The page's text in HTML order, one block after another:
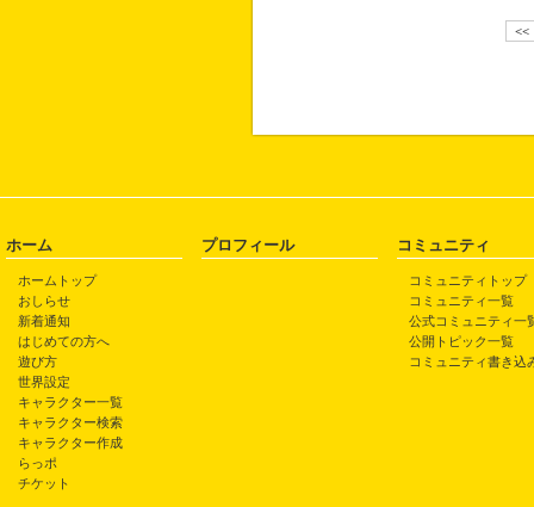
<<
ホーム
ホームトップ
おしらせ
新着通知
はじめての方へ
遊び方
世界設定
キャラクター一覧
キャラクター検索
キャラクター作成
らっポ
チケット
プロフィール コミュニティ
コミュニティトップ
コミュニティ一覧
公式コミュニティ一
公開トピック一覧
コミュニティ書き込